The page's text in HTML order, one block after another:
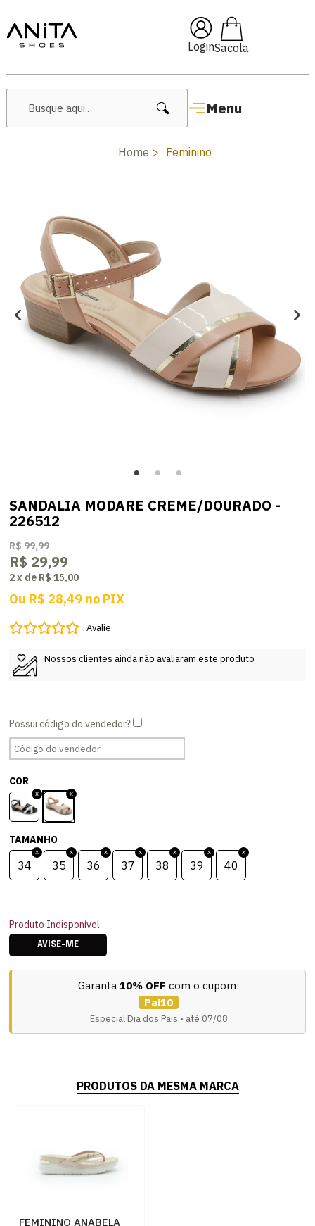
Login
Menu
🔥 Lançamentos Femininos
Home Feminino
SANDALIA MODARE CREME/DOURADO -
226512
R$ 99,99
R$ 29,99
2x de R$ 15,00
Ou R$ 28,49 no PIX
Avalie
Nossos clientes ainda não avaliaram este produto
COR
TAMANHO
34 35 36 37 38 39 40
Produto Indisponível
AVISE-ME
Garanta 10% OFF com o cupom:
Pai10
Especial Dia dos Pais • até 07/08
PRODUTOS DA MESMA MARCA
FEMININO ANABELA